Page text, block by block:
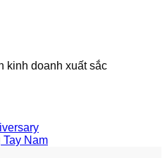
kinh doanh xuất sắc
Tay Nam